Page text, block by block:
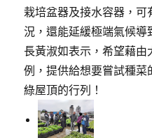
栽培盆器及接水容器，
況，還能延緩極端氣候
長黃淑如表示，希望藉
例，提供給想要嘗試種
綠屋頂的行列！